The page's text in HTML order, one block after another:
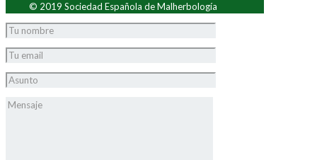
© 2019 Sociedad Española de Malherbología